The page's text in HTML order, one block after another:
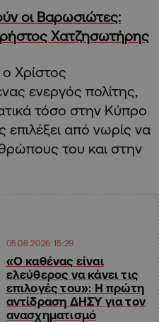
οι Βαρωσιώτες:
Χατζησωτήρης
Χρίστος
ενεργός πολίτης,
τόσο στην Κύπρο
επιλέξει από νωρίς να
του και στην
05.08.2026 15:29
«Ο καθένας είναι
ελεύθερος να κάνει τις
επιλογές του»: Η πρώτη
αντίδραση ΔΗΣΥ για τον
ανασχηματισμό